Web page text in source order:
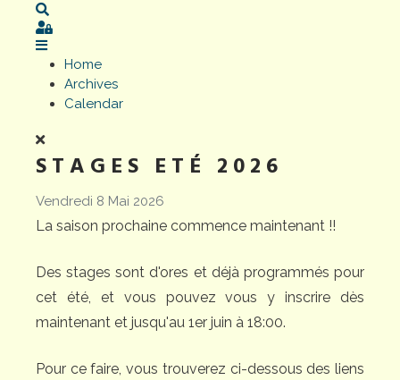
Sign In
Home
Archives
Calendar
STAGES ETÉ 2026
Vendredi 8 Mai 2026
La saison prochaine commence maintenant !!
Des stages sont d'ores et déjà programmés pour
cet été, et vous pouvez vous y inscrire dès
maintenant et jusqu'au 1er juin à 18:00.
Pour ce faire, vous trouverez ci-dessous des liens